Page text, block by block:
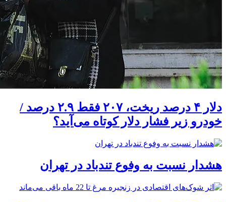
دلار ۴ درصد ریخت، ۲۰۷ فقط ۲.۹ درصد /
خودرو زیر فشار دلار کوتاه می‌آید؟
هشدار نسبت به وفوع تندباد در تهران